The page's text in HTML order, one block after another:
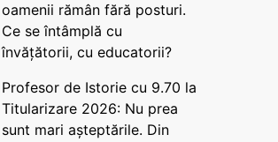
oamenii rămân fără posturi.
Ce se întâmplă cu
învățătorii, cu educatorii?
Profesor de Istorie cu 9.70 la
Titularizare 2026: Nu prea
sunt mari așteptările. Din